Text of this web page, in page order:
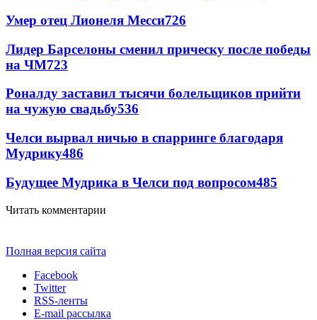
Умер отец Лионеля Месси726
Лидер Барселоны сменил прическу после победы
на ЧМ723
Роналду заставил тысячи болельщиков прийти
на чужую свадьбу536
Челси вырвал ничью в спарринге благодаря
Мудрику486
Будущее Мудрика в Челси под вопросом485
Читать комментарии
Полная версия сайта
Facebook
Twitter
RSS-ленты
E-mail рассылка